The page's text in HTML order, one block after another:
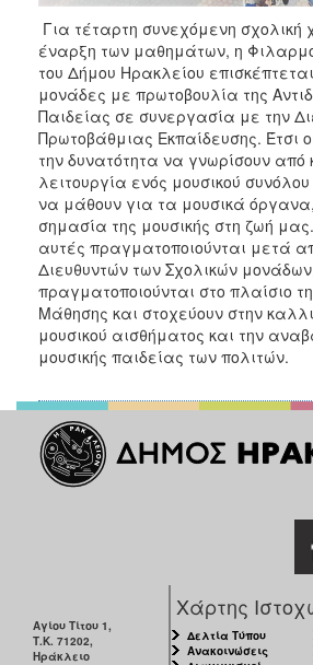
ΠΟΛΙΤΙΣΜΟΣ
ΑΝΘΕΚΤΙΚΗ
ΠΟΛΗ
Για τέταρτη συνεχόμενη σχολική
έναρξη των μαθημάτων, η
του Δήμου Ηρακλείου
μονάδες με πρωτοβουλία της
Παιδείας σε συνεργασία με την
Πρωτοβάθμιας Εκπαίδευσης. Έτσι
την δυνατότητα να γνωρίσουν από
λειτουργία ενός μουσικού
να μάθουν για τα μουσικά
σημασία της μουσικής στη ζωή
αυτές πραγματοποιούνται μετά
Διευθυντών των Σχολικών
πραγματοποιούνται στο πλαίσιο
Μάθησης και στοχεύουν στην
μουσικού αισθήματος και την
μουσικής παιδείας των πολιτών.
Αγίου Τίτου 1,
Τ.Κ. 71202,
Ηράκλειο
Χάρτης
Δελτία Τύπου
Ανακοινώσεις